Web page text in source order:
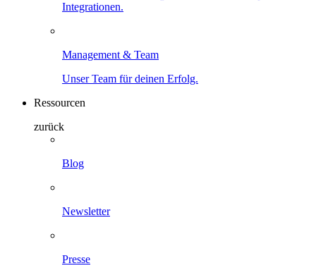
Integrationen.
Management & Team
Unser Team für deinen Erfolg.
Ressourcen
zurück
Blog
Newsletter
Presse